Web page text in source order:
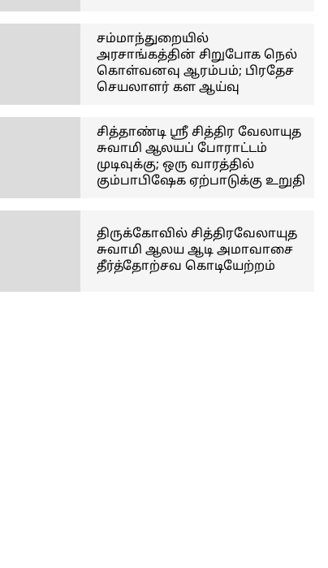
சம்மாந்துறையில்
அரசாங்கத்தின் சிறுபோக நெல்
கொள்வனவு ஆரம்பம்; பிரதேச
செயலாளர் கள ஆய்வு
சித்தாண்டி ஸ்ரீ சித்திர வேலாயுத
சுவாமி ஆலயப் போராட்டம்
முடிவுக்கு; ஒரு வாரத்தில்
கும்பாபிஷேக ஏற்பாடுக்கு உறுதி
திருக்கோவில் சித்திரவேலாயுத
சுவாமி ஆலய ஆடி அமாவாசை
தீர்த்தோற்சவ கொடியேற்றம்